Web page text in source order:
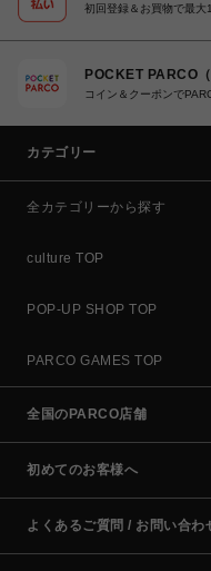
初回登録＆お買物で最
POCKET PARCO（
コイン＆クーポンで
カテゴリー
全カテゴリーから探す
culture TOP
POP-UP SHOP TOP
PARCO GAMES TOP
全国のPARCO店舗
初めてのお客様へ
よくあるご質問 / お問い合わ